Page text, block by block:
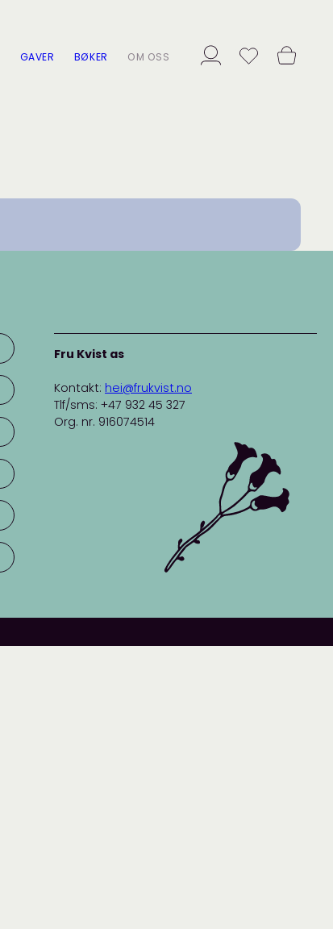
GAVER BØKER OM OSS
Fru Kvist as
Kontakt: hei@frukvist.no
Tlf/sms: +47 932 45 327
Org. nr. 916074514